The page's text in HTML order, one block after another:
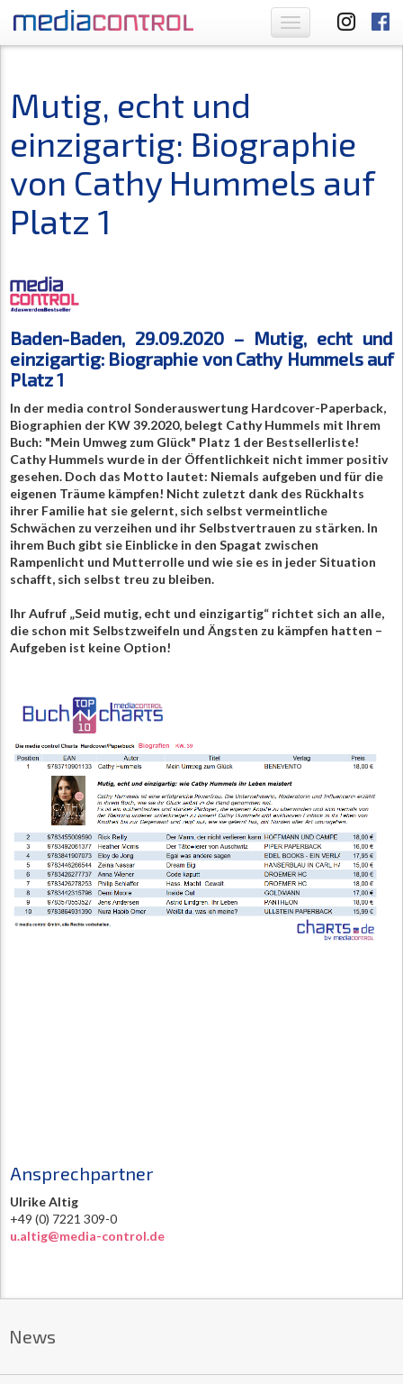
Toggle
navigation
Mutig, echt und
einzigartig: Biographie
von Cathy Hummels auf
Platz 1
Baden-Baden, 29.09.2020 – Mutig, echt und
einzigartig: Biographie von Cathy Hummels auf
Platz 1
In der media control Sonderauswertung Hardcover-Paperback,
Biographien der KW 39.2020, belegt Cathy Hummels mit Ihrem
Buch: "Mein Umweg zum Glück" Platz 1 der Bestsellerliste!
Cathy Hummels wurde in der Öffentlichkeit nicht immer positiv
gesehen. Doch das Motto lautet: Niemals aufgeben und für die
eigenen Träume kämpfen! Nicht zuletzt dank des Rückhalts
ihrer Familie hat sie gelernt, sich selbst vermeintliche
Schwächen zu verzeihen und ihr Selbstvertrauen zu stärken. In
ihrem Buch gibt sie Einblicke in den Spagat zwischen
Rampenlicht und Mutterrolle und wie sie es in jeder Situation
schafft, sich selbst treu zu bleiben.
Ihr Aufruf „Seid mutig, echt und einzigartig“ richtet sich an alle,
die schon mit Selbstzweifeln und Ängsten zu kämpfen hatten –
Aufgeben ist keine Option!
Ansprechpartner
Ulrike Altig
+49 (0) 7221 309-0
u.altig@media-control.de
News